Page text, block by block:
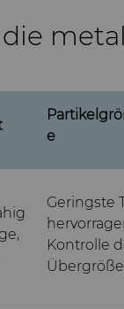
e
Geringste
Kontrolle
Übergröße